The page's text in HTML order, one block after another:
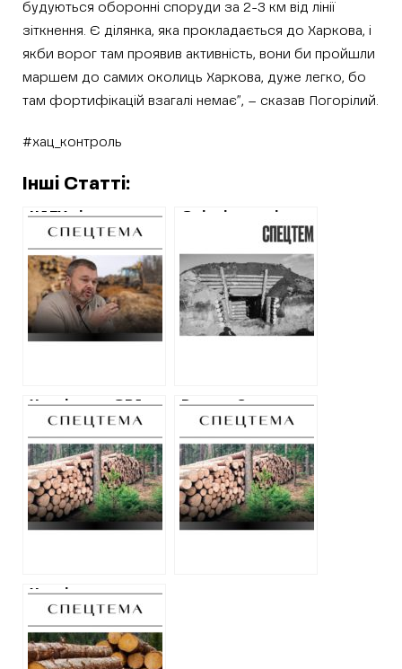
будуються оборонні споруди за 2-3 км від лінії
зіткнення. Є ділянка, яка прокладається до Харкова, і
якби ворог там проявив активність, вони би пройшли
маршем до самих околиць Харкова, дуже легко, бо
там фортифікацій взагалі немає”, – сказав Погорілий.
#хац_контроль
Інші Статті:
НАБУ відкрило
справу про
завищення цін на
купівлю деревини
– із ХОВА
звільнився
відповідальний за
Слідчі перевірять
ще одну фірму,
яка “ожила” у
2023 році та
одразу отримала
від Харківської
ОВА 100 млн грн
Харківська ОВА
знову купує
деревину для
фортифікацій у
приватних фірм
дорожче, ніж у
лісгоспів
Рекорд?
Харківська ОВА
півтора місяці не
купує деревину
для
фортифікацій у
сумнівних фірм –
Харківська
обласна
військова
адміністрація не